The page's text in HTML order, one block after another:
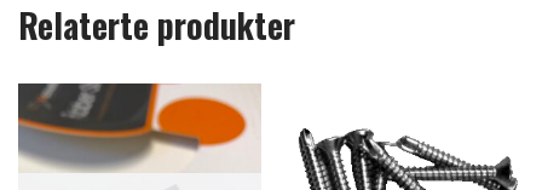
Relaterte produkter